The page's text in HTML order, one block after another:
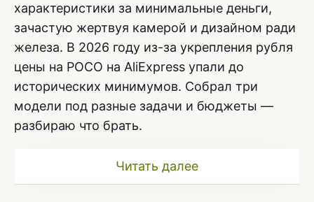
характеристики за минимальные деньги,
зачастую жертвуя камерой и дизайном ради
железа. В 2026 году из-за укрепления рубля
цены на POCO на AliExpress упали до
исторических минимумов. Собрал три
модели под разные задачи и бюджеты —
разбираю что брать.
Читать далее